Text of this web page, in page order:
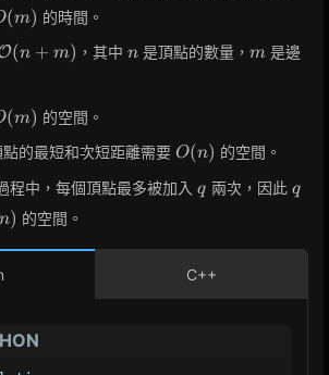
(m) 的時間。
(n + m)
(n + m) ，其中 n
n是頂點的數量， m
m是邊
(m) 的空間。
的最短和次短距離需要 O(n)
O(n) 的空間。
程中，每個頂點最多被加入 q
q 兩次，因此 q
q
n) 的空間。
C++